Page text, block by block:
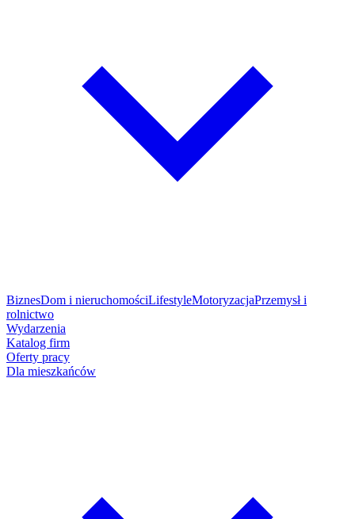
BiznesDom i nieruchomościLifestyleMotoryzacjaPrzemysł i
rolnictwo
Wydarzenia
Katalog firm
Oferty pracy
Dla mieszkańców